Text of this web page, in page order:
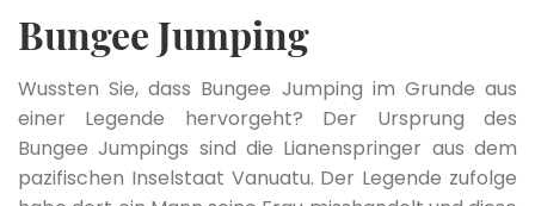
Bungee Jumping
Wussten Sie, dass Bungee Jumping im Grunde aus
einer Legende hervorgeht? Der Ursprung des
Bungee Jumpings sind die Lianenspringer aus dem
pazifischen Inselstaat Vanuatu. Der Legende zufolge